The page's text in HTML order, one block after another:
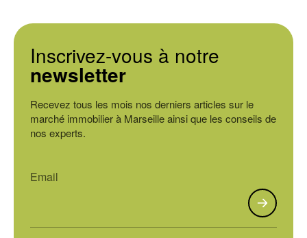
Inscrivez-vous à notre
newsletter
Recevez tous les mois nos derniers articles sur le
marché immobilier à Marseille ainsi que les conseils de
nos experts.